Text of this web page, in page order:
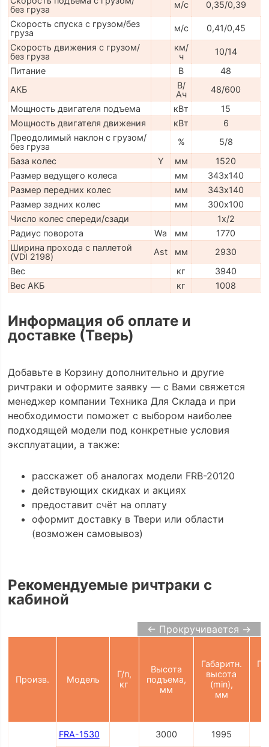
без груза
м/с
0,35/0,39
Скорость спуска с грузом/без
груза
м/с
0,41/0,45
Скорость движения с грузом/
без груза
км/
ч
10/14
Питание
В
48
АКБ
В/
Ач
48/600
Мощность двигателя подъема
кВт
15
Мощность двигателя движения
кВт
6
Преодолимый наклон с грузом/
без груза
%
5/8
База колес
Y мм
1520
Размер ведущего колеса
мм
343х140
Размер передних колес
мм
343х140
Размер задних колес
мм
300х100
Число колес спереди/сзади
1х/2
Радиус поворота
Wa мм
1770
Ширина прохода с паллетой
(VDI 2198)
Ast мм
2930
Вес
кг
3940
Вес АКБ
кг 1008
Информация об оплате и
доставке (Тверь)
Добавьте в Корзину дополнительно и другие
ричтраки и оформите заявку — с Вами свяжется
менеджер компании Техника Для Склада и при
необходимости поможет с выбором наиболее
подходящей модели под конкретные условия
эксплуатации, а также:
расскажет об аналогах модели FRB-20120
действующих скидках и акциях
предоставит счёт на оплату
оформит доставку в Твери или области
(возможен самовывоз)
Рекомендуемые ричтраки с
кабиной
← Прокручивается →
Произв. Модель
Г/п,
кг
Высота
подъема,
мм
Габаритн.
высота
(min),
мм
FRA-1530 3000 1995